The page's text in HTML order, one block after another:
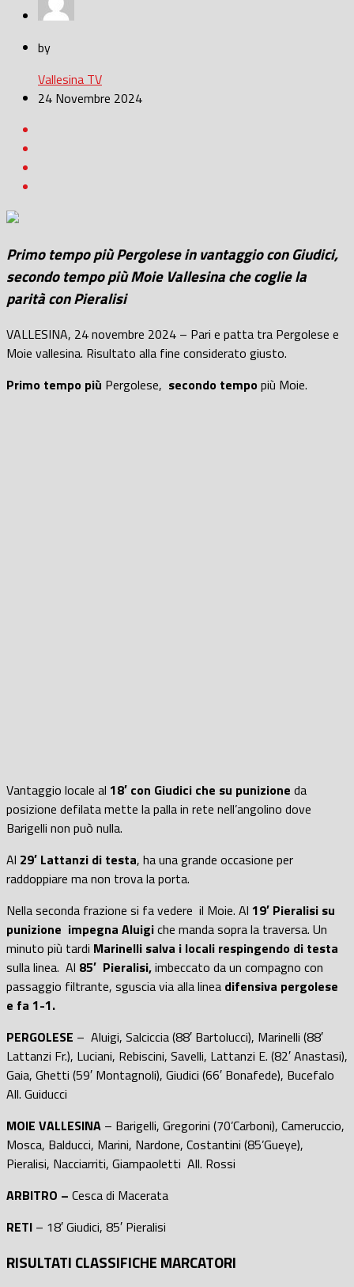
by
Vallesina TV
24 Novembre 2024
Primo tempo piùPergolese in vantaggio con Giudici,
secondo tempopiù Moie Vallesina che coglie la
parità con Pieralisi
VALLESINA, 24 novembre 2024 – Pari e patta tra Pergolese e
Moie vallesina. Risultato alla fine considerato giusto.
Primo tempo più Pergolese, secondo tempopiù Moie.
Vantaggio locale al 18′ con Giudici che su punizione da
posizione defilata mette la palla in rete nell’angolino dove
Barigelli non può nulla.
Al 29′ Lattanzi di testa, ha una grande occasione per
raddoppiare ma non trova la porta.
Nella seconda frazione si fa vedere il Moie. Al 19′ Pieralisi su
punizione impegna Aluigiche manda sopra la traversa. Un
minuto più tardi Marinelli salva i locali respingendo di testa
sulla linea. Al 85′ Pieralisi,imbeccato da un compagno con
passaggio filtrante, sguscia via alla linea difensiva pergolese
e fa 1-1.
PERGOLESE – Aluigi, Salciccia (88′ Bartolucci), Marinelli (88′
Lattanzi Fr.), Luciani, Rebiscini, Savelli, Lattanzi E. (82′ Anastasi),
Gaia, Ghetti (59′ Montagnoli), Giudici (66′ Bonafede), Bucefalo
All. Guiducci
MOIE VALLESINA – Barigelli, Gregorini (70’Carboni), Cameruccio,
Mosca, Balducci, Marini, Nardone, Costantini (85’Gueye),
Pieralisi, Nacciarriti, Giampaoletti All. Rossi
ARBITRO – Cesca di Macerata
RETI – 18′ Giudici, 85′ Pieralisi
RISULTATI CLASSIFICHE MARCATORI